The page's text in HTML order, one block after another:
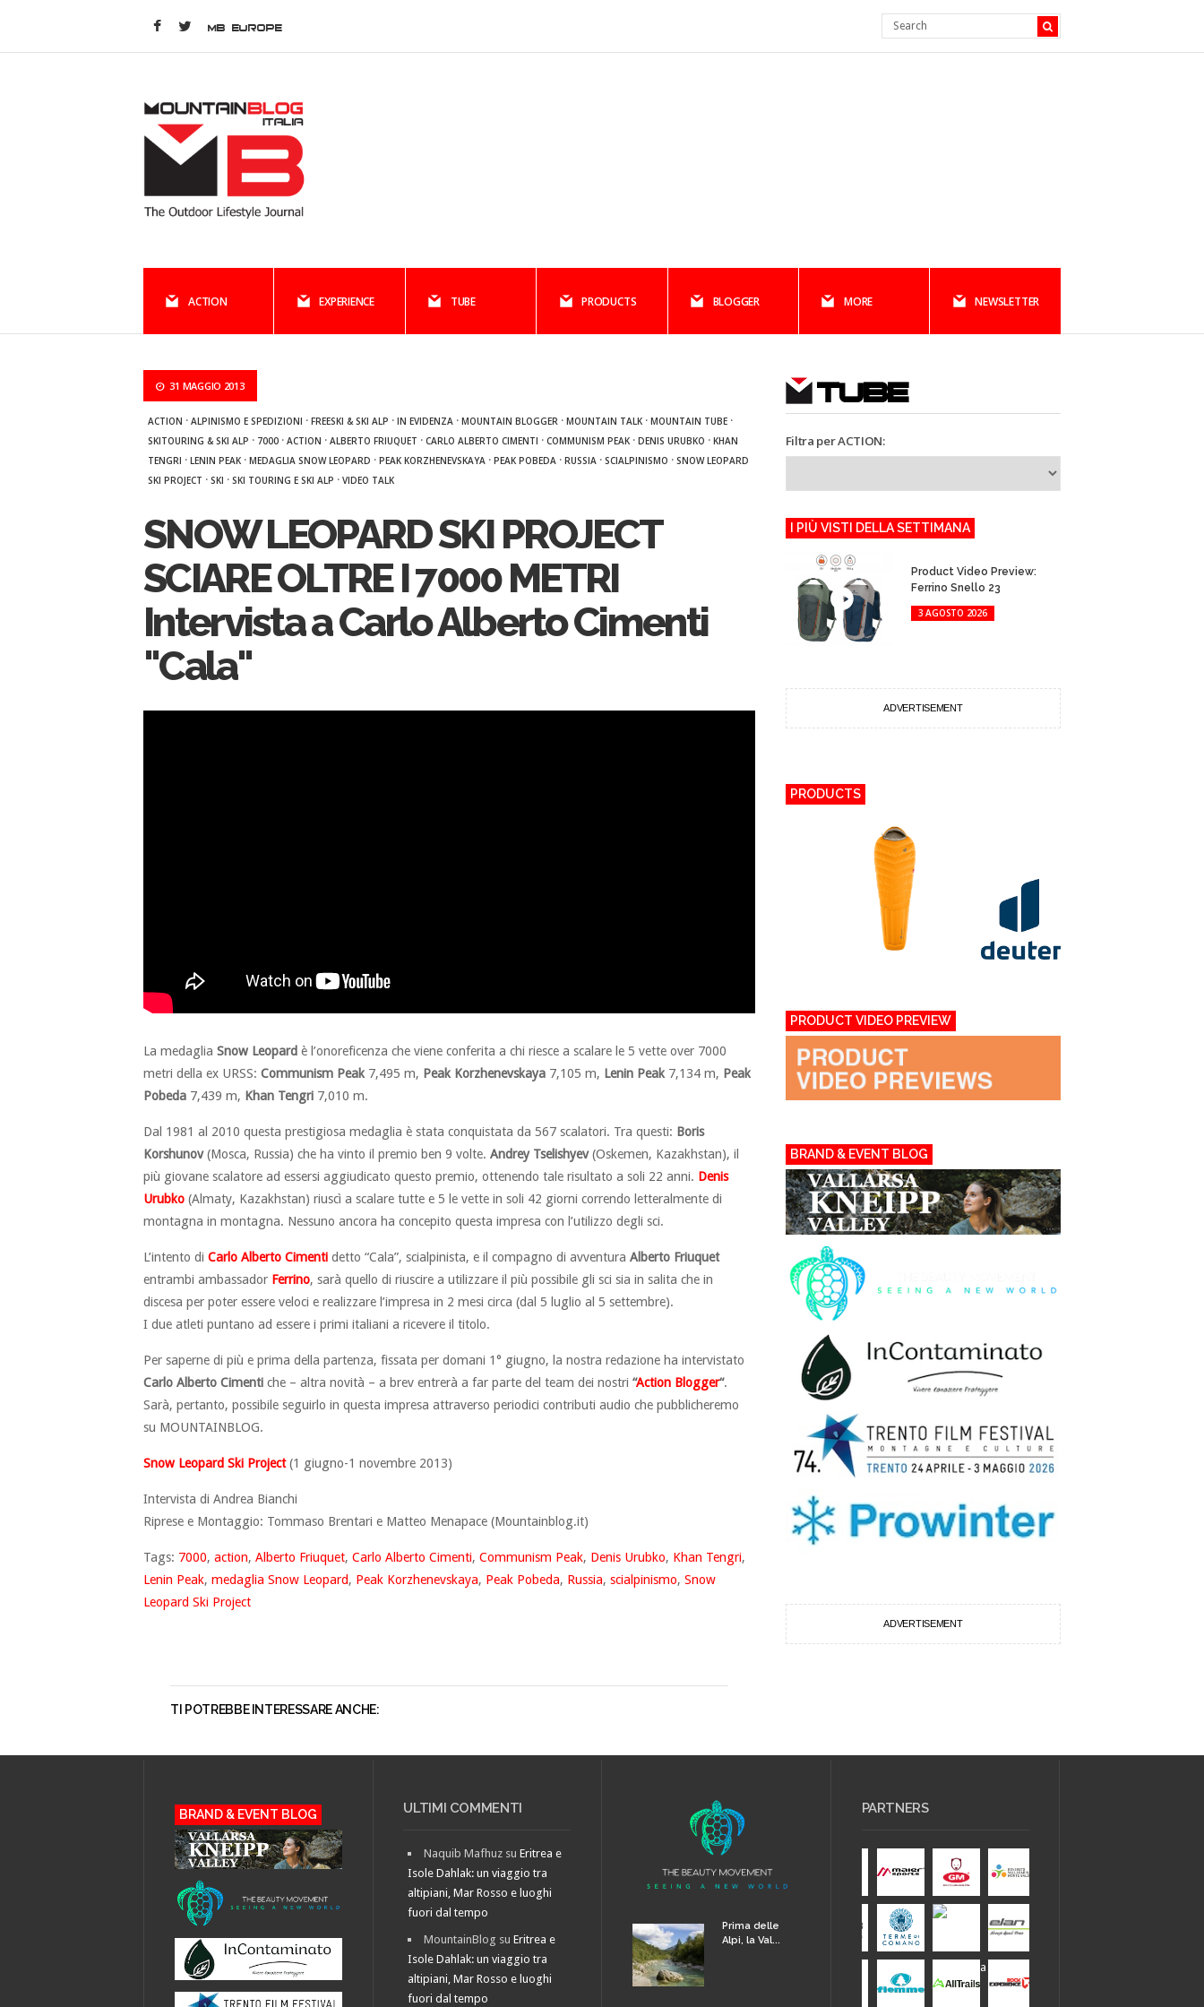
MB EUROPE
ACTION EXPERIENCE TUBE PRODUCTS BLOGGER MORE NEWSLETTER
31 MAGGIO 2013
ACTION · ALPINISMO E SPEDIZIONI · FREESKI & SKI ALP · IN EVIDENZA · MOUNTAIN BLOGGER · MOUNTAIN TALK · MOUNTAIN TUBE ·
SKITOURING & SKI ALP · 7000 · ACTION · ALBERTO FRIUQUET · CARLO ALBERTO CIMENTI · COMMUNISM PEAK · DENIS URUBKO · KHAN
TENGRI · LENIN PEAK · MEDAGLIA SNOW LEOPARD · PEAK KORZHENEVSKAYA · PEAK POBEDA · RUSSIA · SCIALPINISMO · SNOW LEOPARD
SKI PROJECT · SKI · SKI TOURING E SKI ALP · VIDEO TALK
SNOW LEOPARD SKI PROJECT
SCIARE OLTRE I 7000 METRI
Intervista a Carlo Alberto Cimenti
"Cala"
La medaglia Snow Leopard è l’onoreficenza che viene conferita a chi riesce a scalare le 5 vette over 7000
metri della ex URSS: Communism Peak 7,495 m, Peak Korzhenevskaya 7,105 m, Lenin Peak 7,134 m, Peak
Pobeda 7,439 m, Khan Tengri 7,010 m.
Dal 1981 al 2010 questa prestigiosa medaglia è stata conquistata da 567 scalatori. Tra questi: Boris
Korshunov(Mosca, Russia) che ha vinto il premio ben 9 volte. Andrey Tselishyev(Oskemen, Kazakhstan), il
più giovane scalatore ad essersi aggiudicato questo premio, ottenendo tale risultato a soli 22 anni. Denis
Urubko (Almaty, Kazakhstan) riuscì a scalare tutte e 5 le vette in soli 42 giorni correndo letteralmente di
montagna in montagna. Nessuno ancora ha concepito questa impresa con l’utilizzo degli sci.
L’intento di Carlo Alberto Cimenti detto “Cala”, scialpinista, e il compagno di avventura Alberto Friuquet
entrambi ambassador Ferrino, sarà quello di riuscire a utilizzare il più possibile gli sci sia in salita che in
discesa per poter essere veloci e realizzare l’impresa in 2 mesi circa (dal 5 luglio al 5 settembre).
I due atleti puntano ad essere i primi italiani a ricevere il titolo.
Per saperne di più e prima della partenza, fissata per domani 1° giugno, la nostra redazione ha intervistato
Carlo Alberto Cimenti che – altra novità – a brev entrerà a far parte del team dei nostri “Action Blogger“.
Sarà, pertanto, possibile seguirlo in questa impresa attraverso periodici contributi audio che pubblicheremo
su MOUNTAINBLOG.
Snow Leopard Ski Project(1 giugno-1 novembre 2013)
Intervista di Andrea Bianchi
Riprese e Montaggio: Tommaso Brentari e Matteo Menapace (Mountainblog.it)
Tags: 7000, action, Alberto Friuquet, Carlo Alberto Cimenti, Communism Peak, Denis Urubko, Khan Tengri,
Lenin Peak, medaglia Snow Leopard, Peak Korzhenevskaya, Peak Pobeda, Russia, scialpinismo, Snow
Leopard Ski Project
TI POTREBBE INTERESSARE ANCHE:
TUBE
Filtra per ACTION:
I PIÙ VISTI DELLA SETTIMANA
Product Video Preview:
Ferrino Snello 23
3 AGOSTO 2026
ADVERTISEMENT
PRODUCTS
PRODUCT VIDEO PREVIEW
BRAND & EVENT BLOG
ADVERTISEMENT
BRAND & EVENT BLOG ULTIMI COMMENTI
Naquib Mafhuz suEritrea e
Isole Dahlak: un viaggio tra
altipiani, Mar Rosso e luoghi
fuori dal tempo
MountainBlog suEritrea e
Isole Dahlak: un viaggio tra
altipiani, Mar Rosso e luoghi
fuori dal tempo
Prima delle
Alpi, la Val...
PARTNERS